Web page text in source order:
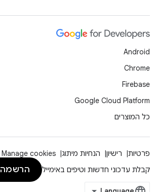
Android
Chrome
Firebase
Google Cloud Platform
כל המוצרים
פרטיות רישיון הנחיות מיתוג
Manage cookies
קבלת עדכוני חדשות וטיפים באימייל
הרשמה